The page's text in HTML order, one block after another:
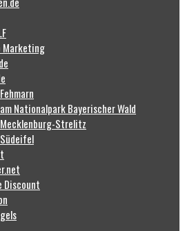
Marketing
Nationalpark Bayerischer Wald
Strelitz
Discount